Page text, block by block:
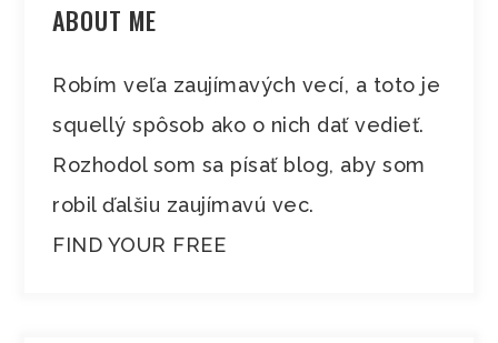
ABOUT ME
Robím veľa zaujímavých vecí, a toto je
squellý spôsob ako o nich dať vedieť.
Rozhodol som sa písať blog, aby som
robil ďalšiu zaujímavú vec.
FIND YOUR FREE